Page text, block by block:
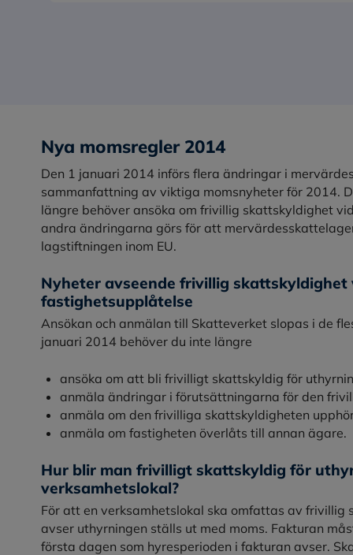
Nya momsregler 2014
Den 1 januari 2014 införs flera ändringar i
sammanfattning av viktiga momsnyheter för 2014.
längre behöver ansöka om frivillig skattskyldighet
andra ändringarna görs för att
lagstiftningen inom EU.
Nyheter avseende frivillig skattskyldighet
fastighetsupplåtelse
Ansökan och anmälan till Skatteverket slopas i de
januari 2014 behöver du inte längre
ansöka om att bli frivilligt skattskyldig för
anmäla ändringar i förutsättningarna för den
anmäla om den frivilliga skattskyldigheten
anmäla om fastigheten överlåts till annan ägare.
Hur blir man frivilligt skattskyldig för
verksamhetslokal?
För att en verksamhetslokal ska omfattas av
avser uthyrningen ställs ut med moms. Fakturan
första dagen som hyresperioden i fakturan avser.